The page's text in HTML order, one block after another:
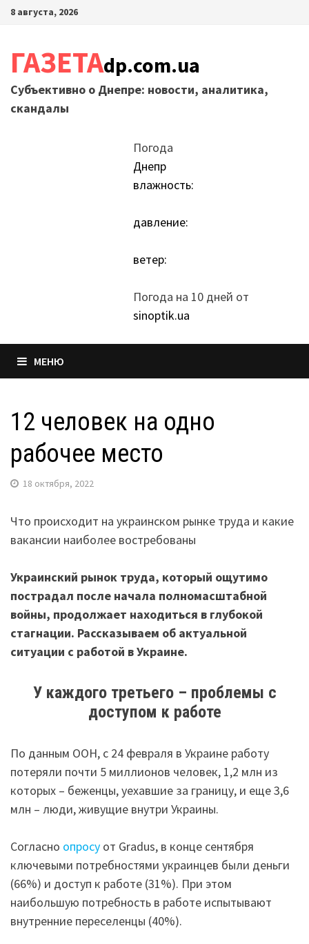
Перейти
8 августа, 2026
ГАЗЕТАdp.com.ua
Субъективно о Днепре: новости, аналитика,
скандалы
Погода
Днепр
влажность:
давление:
ветер:
Погода на 10 дней от
sinoptik.ua
МЕНЮ
12 человек на одно
рабочее место
18 октября, 2022
Что происходит на украинском рынке труда и какие
вакансии наиболее востребованы
Украинский рынок труда, который ощутимо
пострадал после начала полномасштабной
войны, продолжает находиться в глубокой
стагнации. Рассказываем об актуальной
ситуации с работой в Украине.
У каждого третьего – проблемы с
доступом к работе
По данным ООН, с 24 февраля в Украине работу
потеряли почти 5 миллионов человек, 1,2 млн из
которых – беженцы, уехавшие за границу, и еще 3,6
млн – люди, живущие внутри Украины.
Согласно опросу от Gradus, в конце сентября
ключевыми потребностями украинцев были деньги
(66%) и доступ к работе (31%). При этом
наибольшую потребность в работе испытывают
внутренние переселенцы (40%).